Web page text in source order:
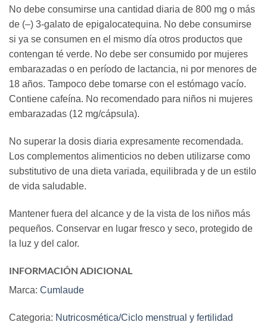
No debe consumirse una cantidad diaria de 800 mg o más
de (–) 3-galato de epigalocatequina. No debe consumirse
si ya se consumen en el mismo día otros productos que
contengan té verde. No debe ser consumido por mujeres
embarazadas o en período de lactancia, ni por menores de
18 años. Tampoco debe tomarse con el estómago vacío.
Contiene cafeína. No recomendado para niños ni mujeres
embarazadas (12 mg/cápsula).
No superar la dosis diaria expresamente recomendada.
Los complementos alimenticios no deben utilizarse como
substitutivo de una dieta variada, equilibrada y de un estilo
de vida saludable.
Mantener fuera del alcance y de la vista de los niños más
pequeños. Conservar en lugar fresco y seco, protegido de
la luz y del calor.
INFORMACIÓN ADICIONAL
Marca: Cumlaude
Categoria: Nutricosmética/Ciclo menstrual y fertilidad